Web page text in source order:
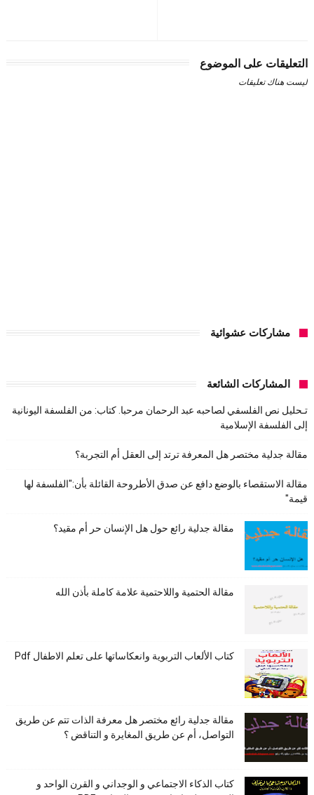
التعليقات على الموضوع
ليست هناك تعليقات
مشاركات عشوائية
المشاركات الشائعة
تـحليل نص الفلسفي لصاحبه عبد الرحمان مرحبا. كتاب: من الفلسفة اليونانية
إلى الفلسفة الإسلامية
مقالة جدلية مختصر هل المعرفة ترتد إلى العقل أم التجربة؟
مقالة الاستقصاء بالوضع دافع عن صدق الأطروحة القائلة بأن:"الفلسفة لها
قيمة"
مقالة جدلية رائع حول هل الإنسان حر أم مقيد؟
مقالة الحتمية واللاحتمية علامة كاملة بأذن الله
كتاب الألعاب التربوية وانعكاساتها على تعلم الاطفال Pdf
مقالة جدلية رائع مختصر هل معرفة الذات تتم عن طريق
التواصل، أم عن طريق المغايرة و التناقض ؟
كتاب الذكاء الاجتماعي و الوجداني و القرن الواحد و